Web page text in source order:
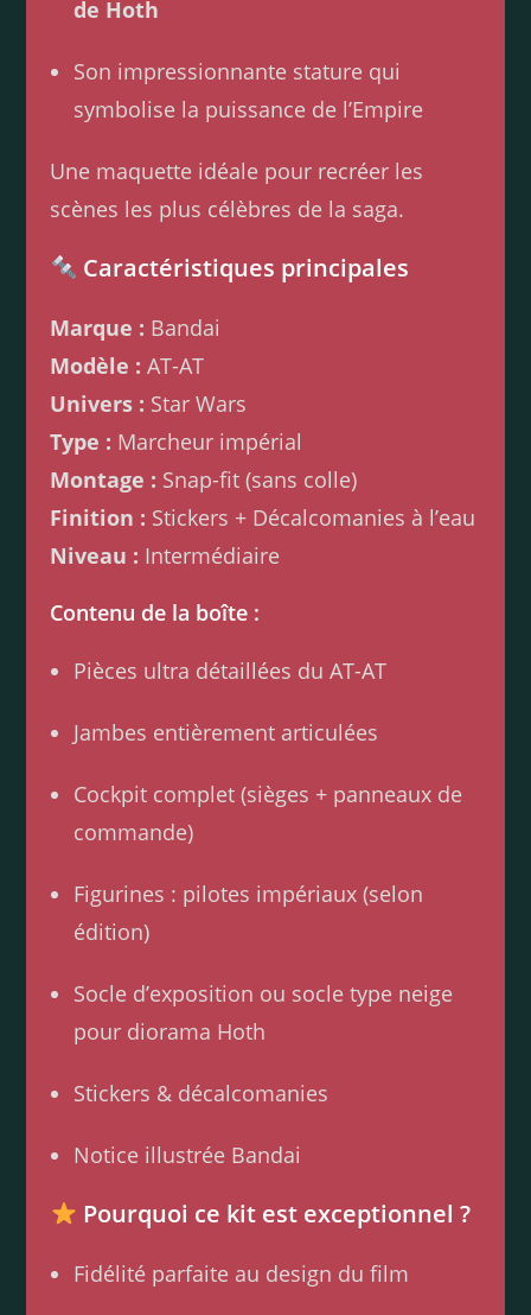
de Hoth
Son impressionnante stature qui
symbolise la puissance de l’Empire
Une maquette idéale pour recréer les
scènes les plus célèbres de la saga.
Caractéristiques principales
Marque : Bandai
Modèle : AT-AT
Univers : Star Wars
Type : Marcheur impérial
Montage : Snap-fit (sans colle)
Finition : Stickers + Décalcomanies à l’eau
Niveau : Intermédiaire
Contenu de la boîte :
Pièces ultra détaillées du AT-AT
Jambes entièrement articulées
Cockpit complet (sièges + panneaux de
commande)
Figurines : pilotes impériaux (selon
édition)
Socle d’exposition ou socle type neige
pour diorama Hoth
Stickers & décalcomanies
Notice illustrée Bandai
Pourquoi ce kit est exceptionnel ?
Fidélité parfaite au design du film